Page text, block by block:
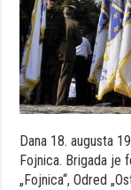
Dana 18. augusta
Fojnica. Brigada je
„Fojnica“, Odred